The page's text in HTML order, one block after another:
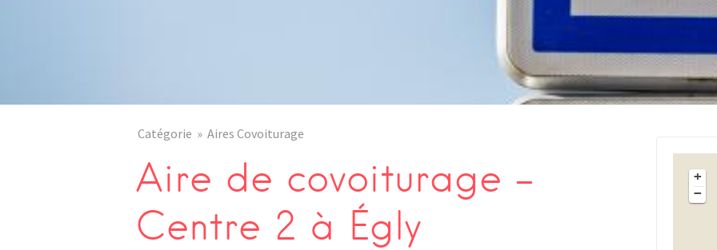
Catégorie Aires Covoiturage
Aire de covoiturage –
Centre 2 à Égly
+
−